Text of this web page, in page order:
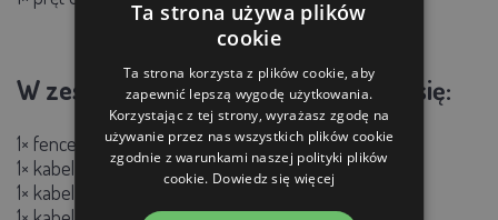
W zestawie z generatorem znajdują się:
1× fencee DUO zasilacz 14 V 1,5 m
1× kabel uziemiający 150 cm (oczko-oczko)
1× kabel połączeniowy 100 cm (oko-serce)
Ta strona używa plików
cookie
Ta strona korzysta z plików cookie, aby
zapewnić lepszą wygodę użytkowania.
Korzystając z tej strony, wyrażasz zgodę na
używanie przez nas wszystkich plików cookie
zgodnie z warunkami naszej polityki plików
cookie. Dowiedz się więcej